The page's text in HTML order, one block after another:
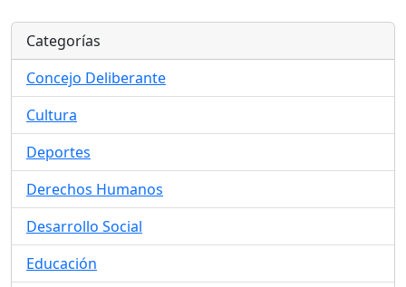
Categorías
Concejo Deliberante
Cultura
Deportes
Derechos Humanos
Desarrollo Social
Educación